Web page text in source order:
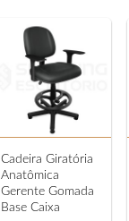
Cadeira Giratória
Anatômica
Gerente Gomada
Base Caixa